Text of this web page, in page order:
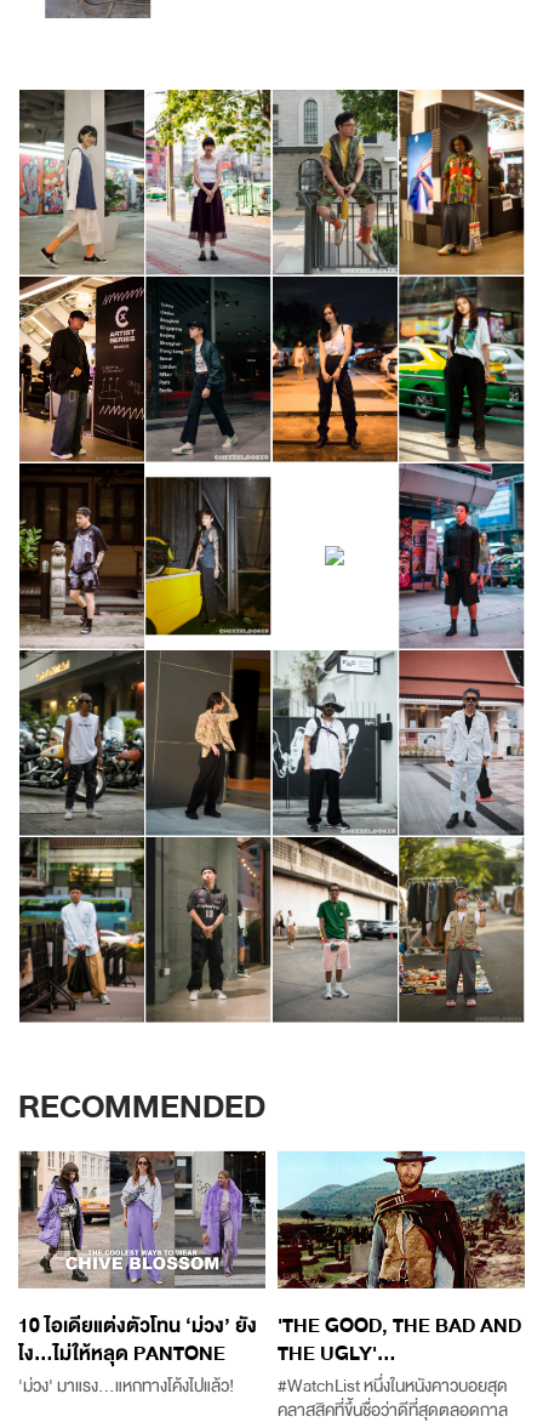
RECOMMENDED
10 ไอเดียแต่งตัวโทน ‘ม่วง’ ยัง
ไง…ไม่ให้หลุด PANTONE
'ม่วง' มาแรง...แหกทางโค้งไปแล้ว!
'THE GOOD, THE BAD AND
THE UGLY'...
#WatchList หนึ่งในหนังคาวบอยสุด
คลาสสิคที่ขึ้นชื่อว่าดีที่สุดตลอดกาล